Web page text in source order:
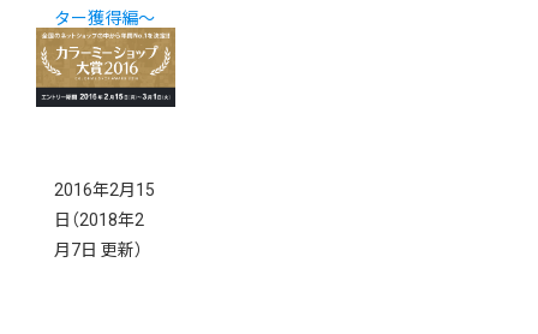
ター獲得編〜
【初心者向け】
2016年2月15
日 （2018年2
月7日 更新）